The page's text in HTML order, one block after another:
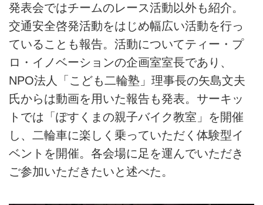
発表会ではチームのレース活動以外も紹介。
交通安全啓発活動をはじめ幅広い活動を行っ
ていることも報告。活動についてティー・プ
ロ・イノベーションの企画室室長であり、
NPO法人「こども二輪塾」理事長の矢島文夫
氏からは動画を用いた報告も発表。サーキッ
トでは「ぽすくまの親子バイク教室」を開催
し、二輪車に楽しく乗っていただく体験型イ
ベントを開催。各会場に足を運んでいただき
ご参加いただきたいと述べた。